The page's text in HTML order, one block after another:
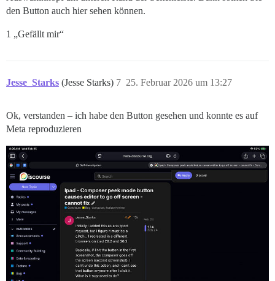
den Button auch hier sehen können.
1 „Gefällt mir“
Jesse_Starks (Jesse Starks) 25. Februar 2026 um 13:27
7
Ok, verstanden – ich habe den Button gesehen und konnte es auf
Meta reproduzieren